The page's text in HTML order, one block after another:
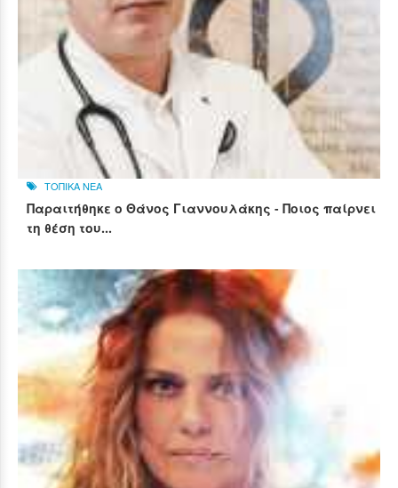
ΤΟΠΙΚΑ ΝΕΑ
Παραιτήθηκε ο Θάνος Γιαννουλάκης - Ποιος παίρνει
τη θέση του...